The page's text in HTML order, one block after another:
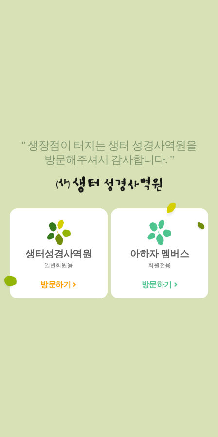
" 생장점이 터지는 생터 성경사역원을
방문해주셔서 감사합니다. "
생터성경사역원
일반회원용
방문하기
아하자 멤버스
회원전용
방문하기